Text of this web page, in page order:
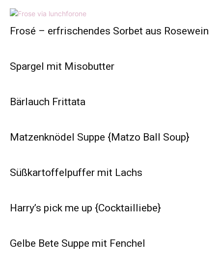
Frosé – erfrischendes Sorbet aus Rosewein
Spargel mit Misobutter
Bärlauch Frittata
Matzenknödel Suppe {Matzo Ball Soup}
Süßkartoffelpuffer mit Lachs
Harry’s pick me up {Cocktailliebe}
Gelbe Bete Suppe mit Fenchel